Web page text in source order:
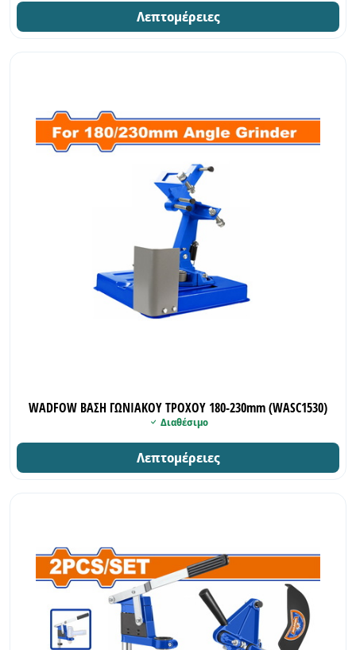
Λεπτομέρειες
WADFOW ΒΑΣΗ ΓΩΝΙΑΚΟΥ ΤΡΟΧΟΥ 180-230mm (WASC1530)
Διαθέσιμο
Λεπτομέρειες